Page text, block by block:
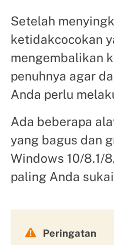
Setelah
ketidakcocokan
mengembalikan
penuhnya agar
Anda perlu
Ada beberapa
yang bagus dan
Windows 10/8.1/
paling Anda
 Peringatan